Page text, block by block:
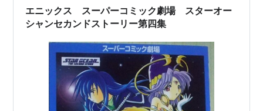
エニックス スーパーコミック劇場 スターオー
シャンセカンドストーリー第四集